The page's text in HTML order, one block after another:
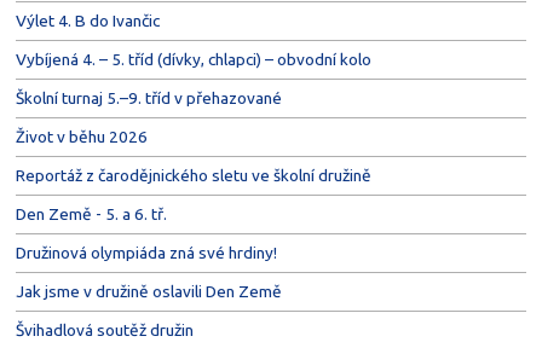
Výlet 4. B do Ivančic
Vybíjená 4. – 5. tříd (dívky, chlapci) – obvodní kolo
Školní turnaj 5.–9. tříd v přehazované
Život v běhu 2026
Reportáž z čarodějnického sletu ve školní družině
Den Země - 5. a 6. tř.
Družinová olympiáda zná své hrdiny!
Jak jsme v družině oslavili Den Země
Švihadlová soutěž družin